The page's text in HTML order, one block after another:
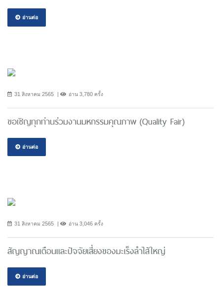
อ่านต่อ
31 สิงหาคม 2565 อ่าน 3,780 ครั้ง
ขอเชิญทุกท่านร่วมงานมหกรรมคุณภาพ (Quality Fair)
อ่านต่อ
31 สิงหาคม 2565 อ่าน 3,046 ครั้ง
สัญญาณเตือนและปัจจัยเสี่ยงของมะเร็งลำไส้ใหญ่
อ่านต่อ